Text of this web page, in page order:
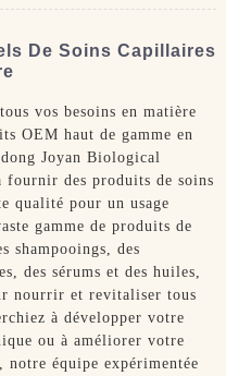
De Soins Capillaires
vos besoins en matière
OEM haut de gamme en
Joyan Biological
fournir des produits de soins
qualité pour un usage
gamme de produits de
shampooings, des
des sérums et des huiles,
nourrir et revitaliser tous
à développer votre
ou à améliorer votre
équipe expérimentée